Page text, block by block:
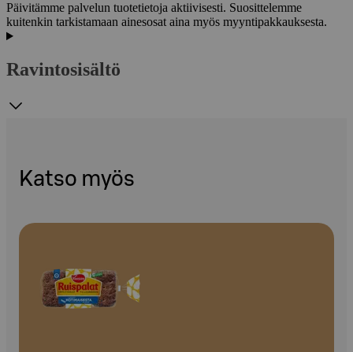
Päivitämme palvelun tuotetietoja aktiivisesti. Suosittelemme
kuitenkin tarkistamaan ainesosat aina myös myyntipakkauksesta.
Ravintosisältö
Katso myös